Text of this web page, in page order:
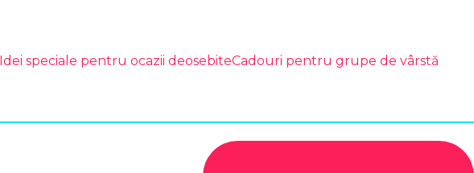
Idei speciale pentru ocazii deosebiteCadouri pentru grupe de vârstă